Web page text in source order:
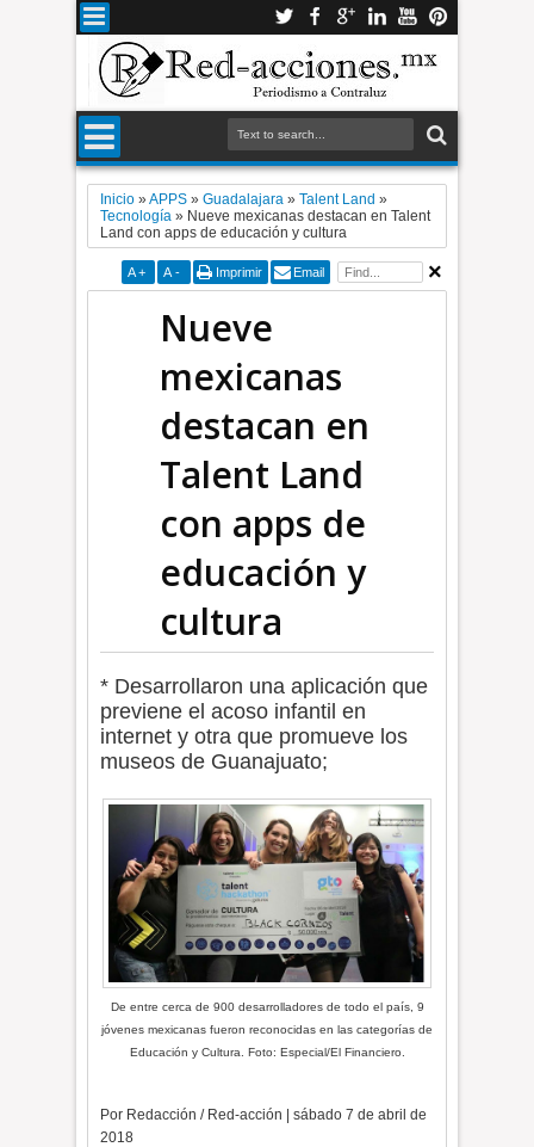
Inicio »APPS »Guadalajara »Talent Land »
Tecnología » Nueve mexicanas destacan en Talent
Land con apps de educación y cultura
A + A - Imprimir Email
Nueve
mexicanas
destacan en
Talent Land
con apps de
educación y
cultura
* Desarrollaron una aplicación que
previene el acoso infantil en
internet y otra que promueve los
museos de Guanajuato;
De entre cerca de 900 desarrolladores de todo el país, 9
jóvenes mexicanas fueron reconocidas en las categorías de
Educación y Cultura. Foto: Especial/El Financiero.
Por Redacción / Red-acción | sábado 7 de abril de
2018